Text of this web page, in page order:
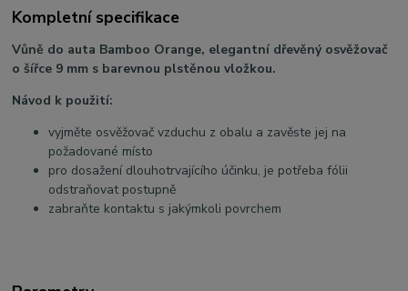
Kompletní specifikace
Vůně do auta Bamboo Orange, elegantní dřevěný osvěžovač
o šířce 9 mm s barevnou plstěnou vložkou.
Návod k použití:
vyjměte osvěžovač vzduchu z obalu a zavěste jej na
požadované místo
pro dosažení dlouhotrvajícího účinku, je potřeba fólii
odstraňovat postupně
zabraňte kontaktu s jakýmkoli povrchem